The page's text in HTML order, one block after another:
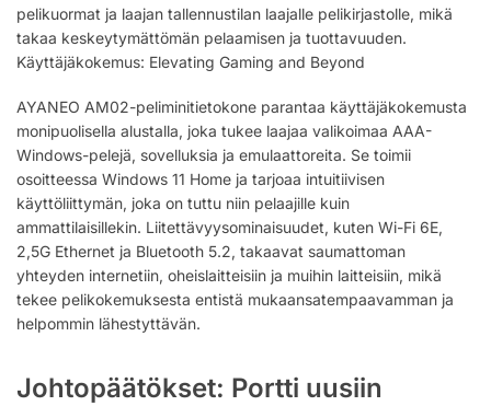
pelikuormat ja laajan tallennustilan laajalle pelikirjastolle, mikä
takaa keskeytymättömän pelaamisen ja tuottavuuden.
Käyttäjäkokemus: Elevating Gaming and Beyond
AYANEO AM02-peliminitietokone parantaa käyttäjäkokemusta
monipuolisella alustalla, joka tukee laajaa valikoimaa AAA-
Windows-pelejä, sovelluksia ja emulaattoreita. Se toimii
osoitteessa Windows 11 Home ja tarjoaa intuitiivisen
käyttöliittymän, joka on tuttu niin pelaajille kuin
ammattilaisillekin. Liitettävyysominaisuudet, kuten Wi-Fi 6E,
2,5G Ethernet ja Bluetooth 5.2, takaavat saumattoman
yhteyden internetiin, oheislaitteisiin ja muihin laitteisiin, mikä
tekee pelikokemuksesta entistä mukaansatempaavamman ja
helpommin lähestyttävän.
Johtopäätökset: Portti uusiin